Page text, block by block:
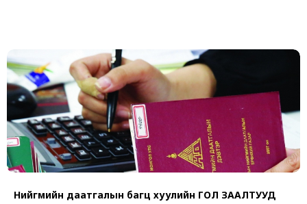
Нийгмийн даатгалын багц хуулийн ГОЛ ЗААЛТУУД